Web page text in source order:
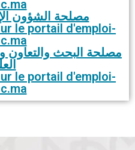
مصلحة الشؤون
le portail d'emploi-
مصلحة البحث والتعاون
le portail d'emploi-